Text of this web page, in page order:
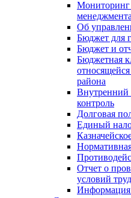
Мониторинг
менеджмента
Об
Бюджет для
Бюджет и
Бюджетная
района
контроль
Долговая
Единый
Отчет о
условий
Информация